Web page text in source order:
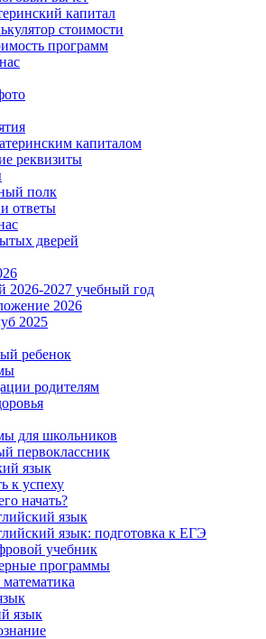
капитал
стоимости
программ
капиталом
реквизиты
полк
ответы
дверей
2026-2027 учебный год
2026
2025
ребенок
родителям
для школьников
первоклассник
язык
к успеху
начать?
язык
язык: подготовка к ЕГЭ
учебник
программы
язык